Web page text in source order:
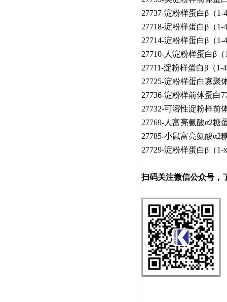
27737-淀粉样蛋白β（
27718-淀粉样蛋白β（
27714-淀粉样蛋白β（
27710-人淀粉样蛋白β
27711-淀粉样蛋白β（
27725-淀粉样蛋白寡聚
27736-淀粉样前体蛋白
27732-可溶性淀粉样前
27769-人富亮氨酸α2糖
27785-小鼠富亮氨酸α2
27729-淀粉样蛋白β（
扫码关注微信公众号，